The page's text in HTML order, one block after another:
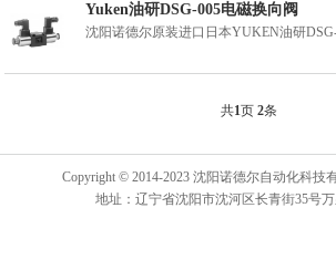
Yuken油研DSG-005电磁换向阀
沈阳诺德尔原装进口日本YUKEN油研
共1页 2条
Copyright © 2014-2023 沈阳诺德尔自动化科技
地址：辽宁省沈阳市沈河区长青街35号